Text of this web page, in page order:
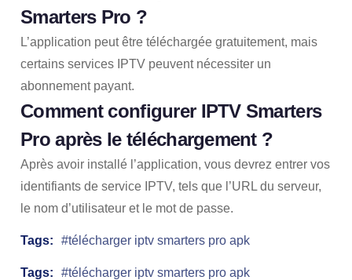
Smarters Pro ?
L’application peut être téléchargée gratuitement, mais
certains services IPTV peuvent nécessiter un
abonnement payant.
Comment configurer IPTV Smarters
Pro après le téléchargement ?
Après avoir installé l’application, vous devrez entrer vos
identifiants de service IPTV, tels que l’URL du serveur,
le nom d’utilisateur et le mot de passe.
Tags: télécharger iptv smarters pro apk
Tags: télécharger iptv smarters pro apk